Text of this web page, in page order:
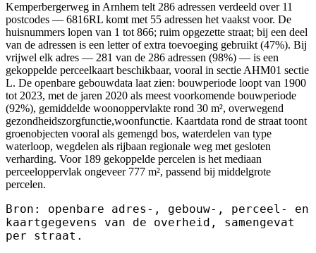
Kemperbergerweg in Arnhem telt 286 adressen verdeeld over 11
postcodes — 6816RL komt met 55 adressen het vaakst voor. De
huisnummers lopen van 1 tot 866; ruim opgezette straat; bij een deel
van de adressen is een letter of extra toevoeging gebruikt (47%). Bij
vrijwel elk adres — 281 van de 286 adressen (98%) — is een
gekoppelde perceelkaart beschikbaar, vooral in sectie AHM01 sectie
L. De openbare gebouwdata laat zien: bouwperiode loopt van 1900
tot 2023, met de jaren 2020 als meest voorkomende bouwperiode
(92%), gemiddelde woonoppervlakte rond 30 m², overwegend
gezondheidszorgfunctie,woonfunctie. Kaartdata rond de straat toont
groenobjecten vooral als gemengd bos, waterdelen van type
waterloop, wegdelen als rijbaan regionale weg met gesloten
verharding. Voor 189 gekoppelde percelen is het mediaan
perceeloppervlak ongeveer 777 m², passend bij middelgrote
percelen.
Bron: openbare adres-, gebouw-, perceel- en
kaartgegevens van de overheid, samengevat
per straat.